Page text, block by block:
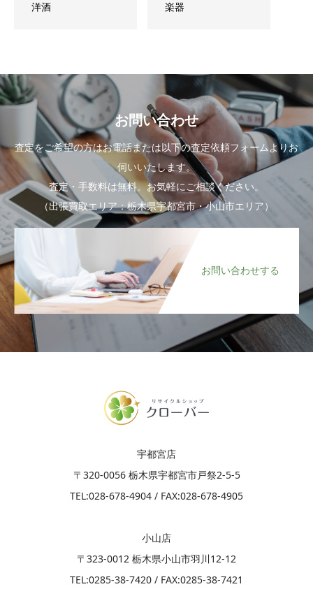
洋酒 楽器
お問い合わせ
査定をご希望の方はお電話または以下の査定依頼フォームよりお
伺いいたします。
査定・手数料は無料。お気軽にご相談ください。
（出張買取エリア：栃木県宇都宮市・小山市エリア）
お問い合わせする
宇都宮店
〒320-0056 栃木県宇都宮市戸祭2-5-5
​TEL:028-678-4904 / FAX:028-678-4905
小山店
〒323-0012 栃木県小山市羽川12-12
​TEL:0285-38-7420 / FAX:0285-38-7421